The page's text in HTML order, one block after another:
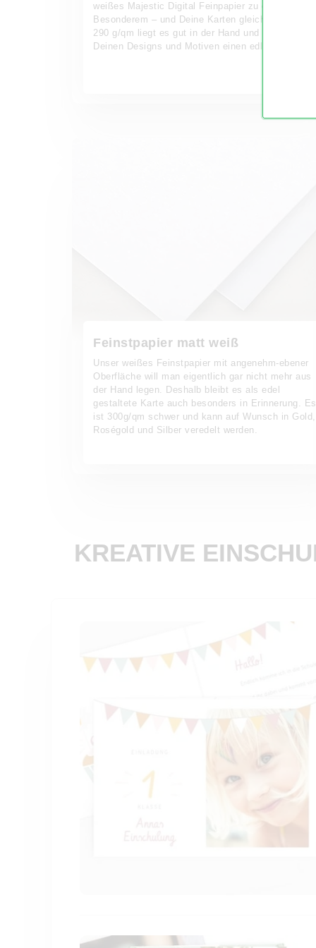
weißes Majestic Digital Feinpapier zu etwas ganz
Besonderem – und Deine Karten gleich mit! Mit
290 g/qm liegt es gut in der Hand und verleiht
Deinen Designs und Motiven einen edlen Glanz.
Feinstpapier matt weiß
Unser weißes Feinstpapier mit angenehm-ebener
Oberfläche will man eigentlich gar nicht mehr aus
der Hand legen. Deshalb bleibt es als edel
gestaltete Karte auch besonders in Erinnerung. Es
ist 300g/qm schwer und kann auf Wunsch in Gold,
Roségold und Silber veredelt werden.
KREATIVE